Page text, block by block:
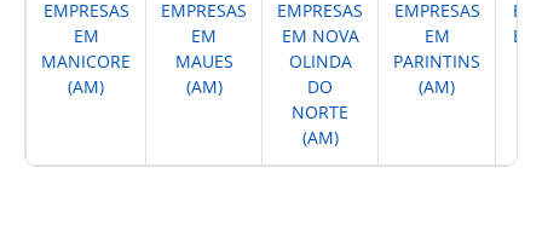
EMPRESAS
EM
MANICORE
(AM)
EMPRESAS
EM
MAUES
(AM)
EMPRESAS
EM NOVA
OLINDA
DO
NORTE
(AM)
EMPRESAS
EM
PARINTINS
(AM)